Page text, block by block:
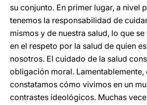
su conjunto. En primer lugar, a nivel
tenemos la responsabilidad de
mismos y de nuestra salud, lo que
en el respeto por la salud de quien
nosotros. El cuidado de la salud
obligación moral. Lamentablemente,
constatamos cómo vivimos en un
contrastes ideológicos. Muchas